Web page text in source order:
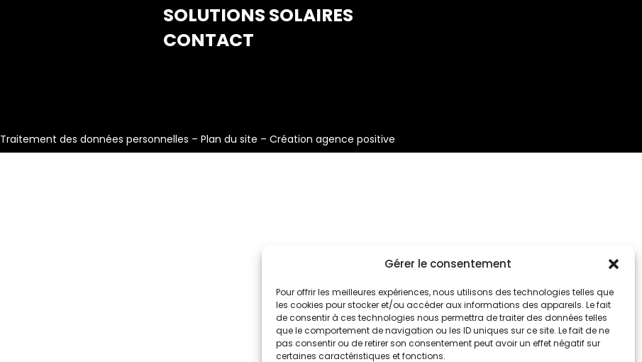
Gérer le consentement
Pour offrir les meilleures expériences, nous utilisons des technologies telles que
les cookies pour stocker et/ou accéder aux informations des appareils. Le fait
de consentir à ces technologies nous permettra de traiter des données telles
que le comportement de navigation ou les ID uniques sur ce site. Le fait de ne
pas consentir ou de retirer son consentement peut avoir un effet négatif sur
certaines caractéristiques et fonctions.
SOLUTIONS SOLAIRES
CONTACT
Traitement des données personnelles – Plan du site – Création agence positive